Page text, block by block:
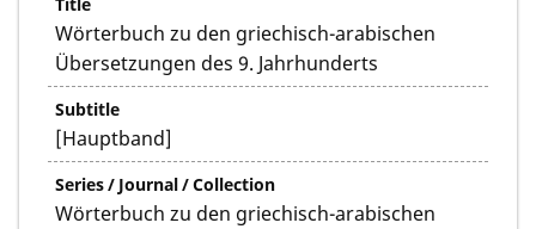
Wörterbuch zu den griechisch-arabischen
Übersetzungen des 9. Jahrhunderts
Subtitle
[Hauptband]
Series / Journal / Collection
Wörterbuch zu den griechisch-arabischen